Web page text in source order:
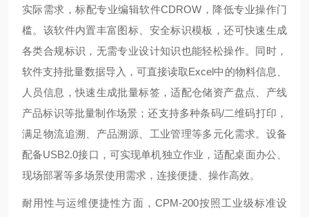
实际需求，标配专业编辑软件CDROW，降低专业操作门
槛。该软件内置丰富图标、安全标识模板，还可快速生成
各类合规标识，无需专业设计知识也能轻松操作。同时，
软件支持批量数据导入，可直接读取Excel中的物料信息、
人员信息，快速生成批量标签，适配仓储资产盘点、产线
产品标识等批量制作场景；还支持多种条码/二维码打印，
满足物流追溯、产品溯源、工业管理等多元化需求。设备
配备USB2.0接口，可实现单机独立作业，适配桌面办公、
现场部署等多场景使用需求，连接便捷、操作高效。
耐用性与运维便捷性方面，CPM-200按照工业级标准设